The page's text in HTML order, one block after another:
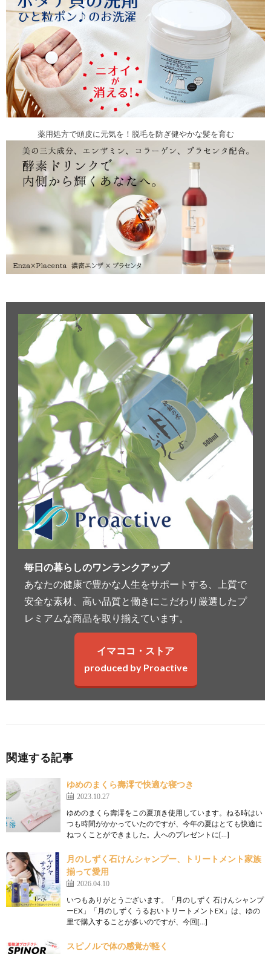
薬用処方で頭皮に元気を！脱毛を防ぎ健やかな髪を育む
毎日の暮らしのワンランクアップ
あなたの健康で豊かな人生をサポートする、上質で
安全な素材、高い品質と働きにこだわり厳選したプ
レミアムな商品を取り揃えています。
イマココ・ストア
produced by Proactive
関連する記事
ゆめのまくら壽澪で快適な寝つき
2023.10.27
ゆめのまくら壽澪をこの夏頂き使用しています。ねる時はい
つも時間がかかっていたのですが、今年の夏はとても快適に
ねつくことができました。人へのプレゼントに[…]
月のしずく石けんシャンプー、トリートメント家族
揃って愛用
2026.04.10
いつもありがとうございます。「月のしずく 石けんシャンプ
ーEX」「月のしずく うるおいトリートメントEX」は、ゆの
里で購入することが多いのですが、今回[…]
スピノルで体の感覚が軽く